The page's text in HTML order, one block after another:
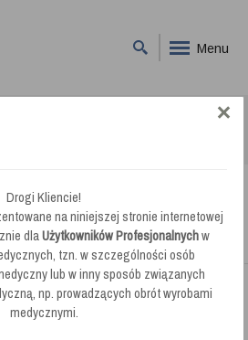
Menu
Płyn do obniżania pH wody w basenach
40% Płyn do
w basenach kąpielowych
Drogi Kliencie!
na niniejszej stronie internetowej
dlaUżytkowników Profesjonalnychw
tzn. w szczególności osób
lub w inny sposób związanych
np. prowadzących obrót wyrobami
medycznymi.